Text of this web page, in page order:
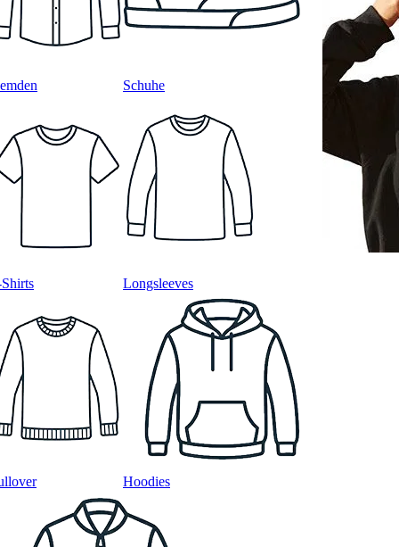
Schuhe
Longsleeves
Hoodies